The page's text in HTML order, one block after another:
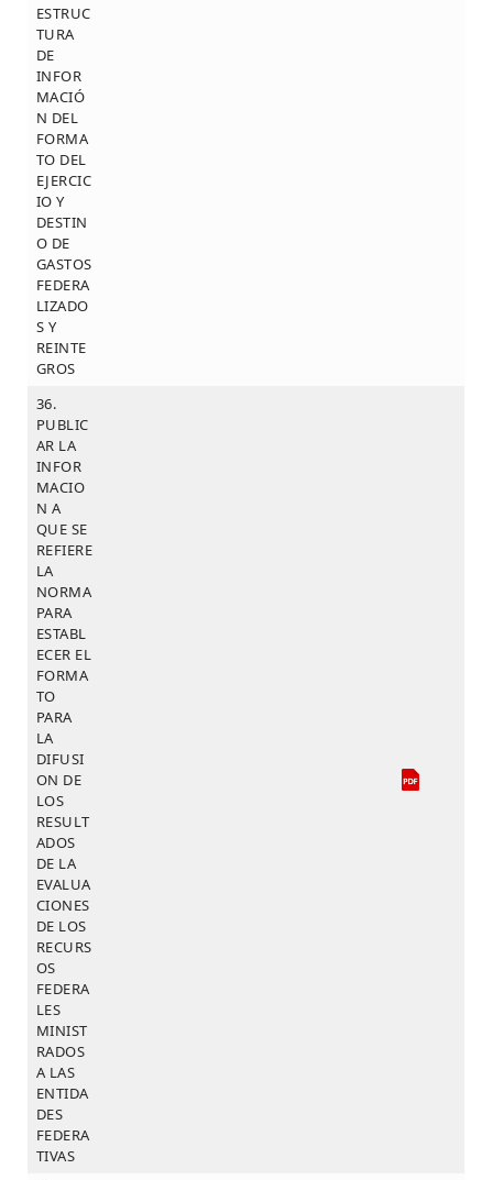
ESTRUC
TURA
DE
INFOR
MACIÓ
N DEL
FORMA
TO DEL
EJERCIC
IO Y
DESTIN
O DE
GASTOS
FEDERA
LIZADO
S Y
REINTE
GROS
36.
PUBLIC
AR LA
INFOR
MACIO
N A
QUE SE
REFIERE
LA
NORMA
PARA
ESTABL
ECER EL
FORMA
TO
PARA
LA
DIFUSI
ON DE
LOS
RESULT
ADOS
DE LA
EVALUA
CIONES
DE LOS
RECURS
OS
FEDERA
LES
MINIST
RADOS
A LAS
ENTIDA
DES
FEDERA
TIVAS